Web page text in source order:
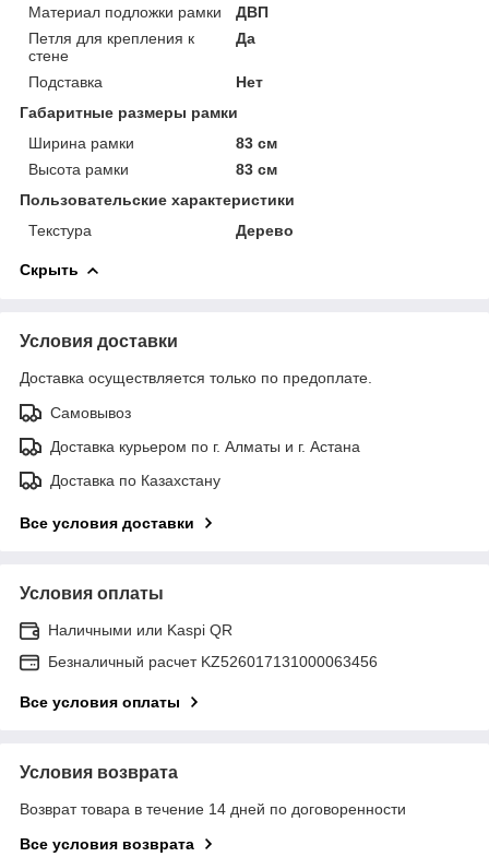
Материал подложки рамки
ДВП
Петля для крепления к
стене
Да
Подставка
Нет
Габаритные размеры рамки
Ширина рамки
83 см
Высота рамки
83 см
Пользовательские характеристики
Текстура
Дерево
Скрыть
Условия доставки
Доставка осуществляется только по предоплате.
Самовывоз
Доставка курьером по г. Алматы и г. Астана
Доставка по Казахстану
Все условия доставки
Условия оплаты
Наличными или Kaspi QR
Безналичный расчет KZ526017131000063456
Все условия оплаты
Условия возврата
Возврат товара в течение 14 дней по договоренности
Все условия возврата